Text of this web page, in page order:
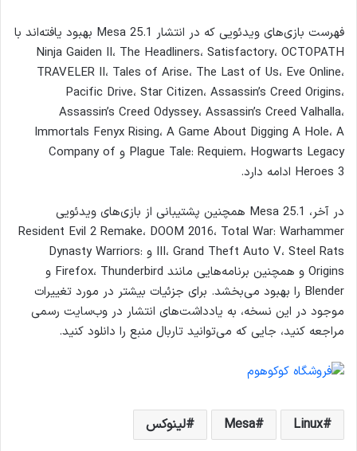
فهرست بازی‌های ویدئویی که در انتشار Mesa 25.1 بهبود یافته‌اند با
Ninja Gaiden II، The Headliners، Satisfactory، OCTOPATH
TRAVELER II، Tales of Arise، The Last of Us، Eve Online،
Pacific Drive، Star Citizen، Assassin’s Creed Origins،
Assassin’s Creed Odyssey، Assassin’s Creed Valhalla،
Immortals Fenyx Rising، A Game About Digging A Hole، A
Plague Tale: Requiem، Hogwarts Legacy و Company of
Heroes 3 ادامه دارد.
در آخر، Mesa 25.1 همچنین پشتیبانی از بازی‌های ویدئویی
Resident Evil 2 Remake، DOOM 2016، Total War: Warhammer
III، Grand Theft Auto V، Steel Rats و Dynasty Warriors:
Origins و همچنین برنامه‌هایی مانند Firefox، Thunderbird و
Blender را بهبود می‌بخشد. برای جزئیات بیشتر در مورد تغییرات
موجود در این نسخه، به یادداشت‌های انتشار در وب‌سایت رسمی
مراجعه کنید، جایی که می‌توانید تاربال منبع را دانلود کنید.
Linux
Mesa لینوکس